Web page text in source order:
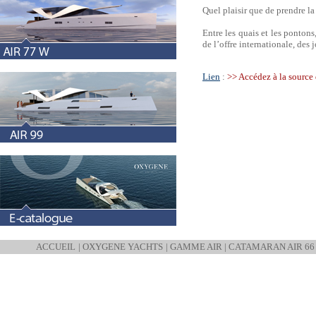
Quel plaisir que de prendre
Entre les quais et les
de l’offre internationale, des
Lien : >> Accédez à la
ACCUEIL |OXYGENE YACHTS | GAMME AIR |CATAMARAN AIR 66